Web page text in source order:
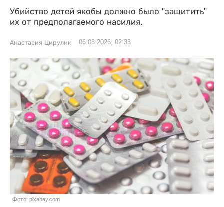
Убийство детей якобы должно было "защитить"
их от предполагаемого насилия.
Анастасия Цирулик 06.08.2026, 02:33
Фото: pixabay.com